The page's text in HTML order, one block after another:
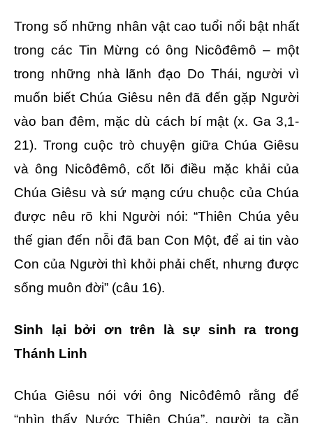
Trong số những nhân vật cao tuổi nổi bật nhất
trong các Tin Mừng có ông Nicôđêmô – một
trong những nhà lãnh đạo Do Thái, người vì
muốn biết Chúa Giêsu nên đã đến gặp Người
vào ban đêm, mặc dù cách bí mật (x. Ga 3,1-
21). Trong cuộc trò chuyện giữa Chúa Giêsu
và ông Nicôđêmô, cốt lõi điều mặc khải của
Chúa Giêsu và sứ mạng cứu chuộc của Chúa
được nêu rõ khi Người nói: “Thiên Chúa yêu
thế gian đến nỗi đã ban Con Một, để ai tin vào
Con của Người thì khỏi phải chết, nhưng được
sống muôn đời” (câu 16).
Sinh lại bởi ơn trên là sự sinh ra trong
Thánh Linh
Chúa Giêsu nói với ông Nicôđêmô rằng để
“nhìn thấy Nước Thiên Chúa”, người ta cần